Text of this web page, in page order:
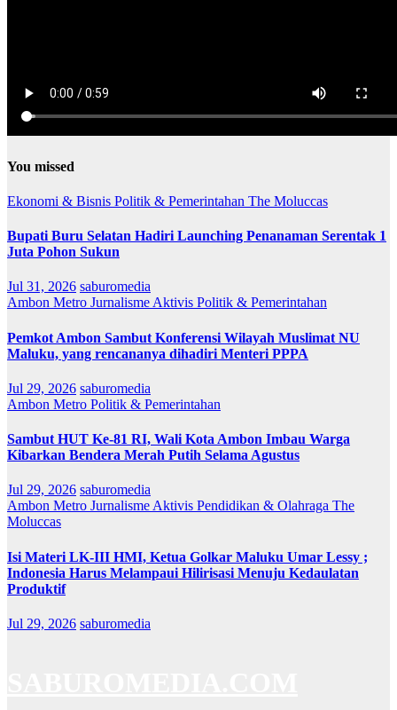
You missed
Ekonomi & Bisnis Politik & Pemerintahan The Moluccas
Bupati Buru Selatan Hadiri Launching Penanaman Serentak 1
Juta Pohon Sukun
Jul 31, 2026 saburomedia
Ambon Metro Jurnalisme Aktivis Politik & Pemerintahan
Pemkot Ambon Sambut Konferensi Wilayah Muslimat NU
Maluku, yang rencananya dihadiri Menteri PPPA
Jul 29, 2026 saburomedia
Ambon Metro Politik & Pemerintahan
Sambut HUT Ke-81 RI, Wali Kota Ambon Imbau Warga
Kibarkan Bendera Merah Putih Selama Agustus
Jul 29, 2026 saburomedia
Ambon Metro Jurnalisme Aktivis Pendidikan & Olahraga The
Moluccas
Isi Materi LK-III HMI, Ketua Golkar Maluku Umar Lessy ;
Indonesia Harus Melampaui Hilirisasi Menuju Kedaulatan
Produktif
Jul 29, 2026 saburomedia